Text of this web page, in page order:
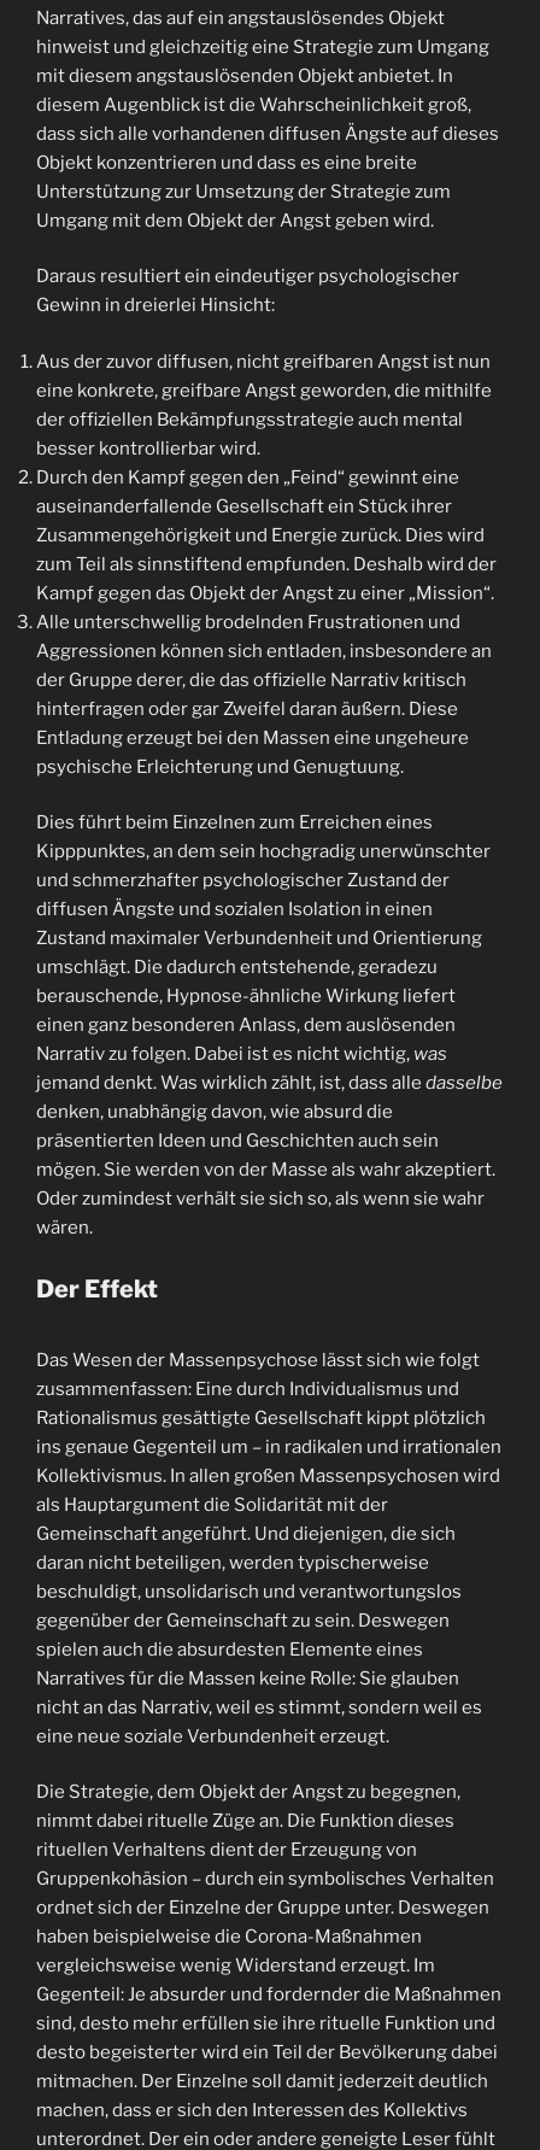
Narratives, das auf ein angstauslösendes Objekt
hinweist und gleichzeitig eine Strategie zum Umgang
mit diesem angstauslösenden Objekt anbietet. In
diesem Augenblick ist die Wahrscheinlichkeit groß,
dass sich alle vorhandenen diffusen Ängste auf dieses
Objekt konzentrieren und dass es eine breite
Unterstützung zur Umsetzung der Strategie zum
Umgang mit dem Objekt der Angst geben wird.
Daraus resultiert ein eindeutiger psychologischer
Gewinn in dreierlei Hinsicht:
Aus der zuvor diffusen, nicht greifbaren Angst ist nun
eine konkrete, greifbare Angst geworden, die mithilfe
der offiziellen Bekämpfungsstrategie auch mental
besser kontrollierbar wird.
Durch den Kampf gegen den „Feind“ gewinnt eine
auseinanderfallende Gesellschaft ein Stück ihrer
Zusammengehörigkeit und Energie zurück. Dies wird
zum Teil als sinnstiftend empfunden. Deshalb wird der
Kampf gegen das Objekt der Angst zu einer „Mission“.
Alle unterschwellig brodelnden Frustrationen und
Aggressionen können sich entladen, insbesondere an
der Gruppe derer, die das offizielle Narrativ kritisch
hinterfragen oder gar Zweifel daran äußern. Diese
Entladung erzeugt bei den Massen eine ungeheure
psychische Erleichterung und Genugtuung.
Dies führt beim Einzelnen zum Erreichen eines
Kipppunktes, an dem sein hochgradig unerwünschter
und schmerzhafter psychologischer Zustand der
diffusen Ängste und sozialen Isolation in einen
Zustand maximaler Verbundenheit und Orientierung
umschlägt. Die dadurch entstehende, geradezu
berauschende, Hypnose-ähnliche Wirkung liefert
einen ganz besonderen Anlass, dem auslösenden
Narrativ zu folgen. Dabei ist es nicht wichtig, was
jemand denkt. Was wirklich zählt, ist, dass alle dasselbe
denken, unabhängig davon, wie absurd die
präsentierten Ideen und Geschichten auch sein
mögen. Sie werden von der Masse als wahr akzeptiert.
Oder zumindest verhält sie sich so, als wenn sie wahr
wären.
Der Effekt
Das Wesen der Massenpsychose lässt sich wie folgt
zusammenfassen: Eine durch Individualismus und
Rationalismus gesättigte Gesellschaft kippt plötzlich
ins genaue Gegenteil um – in radikalen und irrationalen
Kollektivismus. In allen großen Massenpsychosen wird
als Hauptargument die Solidarität mit der
Gemeinschaft angeführt. Und diejenigen, die sich
daran nicht beteiligen, werden typischerweise
beschuldigt, unsolidarisch und verantwortungslos
gegenüber der Gemeinschaft zu sein. Deswegen
spielen auch die absurdesten Elemente eines
Narratives für die Massen keine Rolle: Sie glauben
nicht an das Narrativ, weil es stimmt, sondern weil es
eine neue soziale Verbundenheit erzeugt.
Die Strategie, dem Objekt der Angst zu begegnen,
nimmt dabei rituelle Züge an. Die Funktion dieses
rituellen Verhaltens dient der Erzeugung von
Gruppenkohäsion – durch ein symbolisches Verhalten
ordnet sich der Einzelne der Gruppe unter. Deswegen
haben beispielweise die Corona-Maßnahmen
vergleichsweise wenig Widerstand erzeugt. Im
Gegenteil: Je absurder und fordernder die Maßnahmen
sind, desto mehr erfüllen sie ihre rituelle Funktion und
desto begeisterter wird ein Teil der Bevölkerung dabei
mitmachen. Der Einzelne soll damit jederzeit deutlich
machen, dass er sich den Interessen des Kollektivs
unterordnet. Der ein oder andere geneigte Leser fühlt